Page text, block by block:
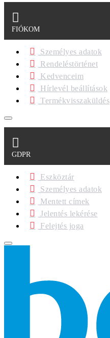
FIÓKOM
Személyes adatok
Rendeléstörténet
Kedvenceim
Hírlevél beállítások
Termékvisszaküldés
GDPR
Eszköztár
Személyes adatok
Mentett címek
Jelentés lekérése
Felejtés joga